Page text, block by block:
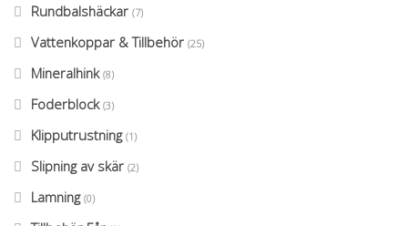
Rundbalshäckar (7)
Vattenkoppar & Tillbehör (25)
Mineralhink (8)
Foderblock (3)
Klipputrustning (1)
Slipning av skär (2)
Lamning (0)